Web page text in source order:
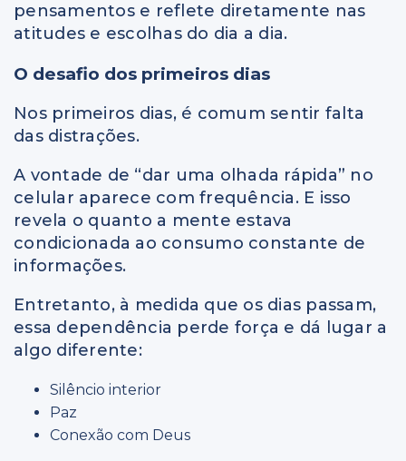
pensamentos e reflete diretamente nas
atitudes e escolhas do dia a dia.
O desafio dos primeiros dias
Nos primeiros dias, é comum sentir falta
das distrações.
A vontade de “dar uma olhada rápida” no
celular aparece com frequência. E isso
revela o quanto a mente estava
condicionada ao consumo constante de
informações.
Entretanto, à medida que os dias passam,
essa dependência perde força e dá lugar a
algo diferente:
Silêncio interior
Paz
Conexão com Deus